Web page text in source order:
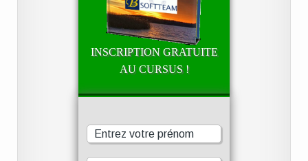
INSCRIPTION GRATUITE
AU CURSUS !